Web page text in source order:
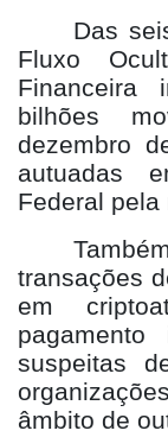
Das
Fluxo
Financeira
bilhões
dezembro
autuadas
Federal pela
transações
em
pagamento
suspeitas
âmbito de